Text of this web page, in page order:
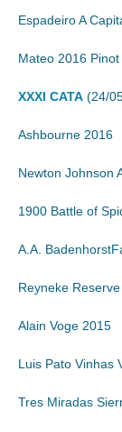
Espadeiro A
Mateo 2016
XXXI CATA (24/
Ashbourne 2016
Newton Johnson
1900 Battle of
A.A.
Reyneke
Alain Voge 2015
Luis Pato Vinhas
Tres Miradas